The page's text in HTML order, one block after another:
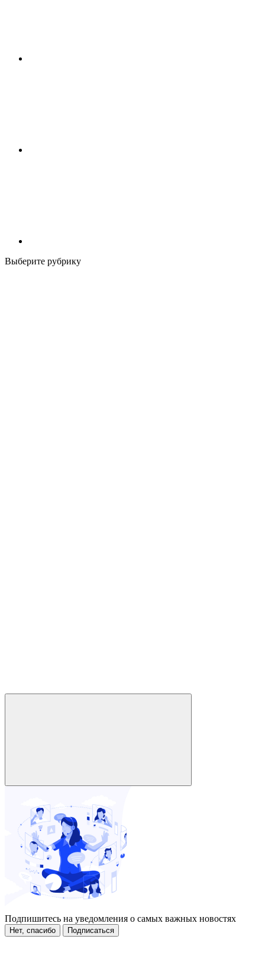
Выберите рубрику
Подпишитесь на уведомления о самых важных новостях
Нет, спасибо Подписаться